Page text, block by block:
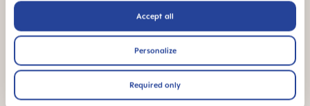
Accept all
Personalize
Required only